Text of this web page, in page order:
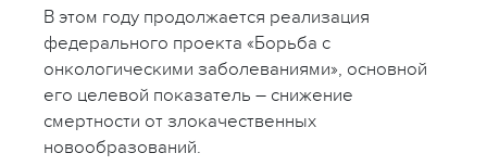
В этом году продолжается реализация
федерального проекта «Борьба с
онкологическими заболеваниями», основной
его целевой показатель – снижение
смертности от злокачественных
новообразований.